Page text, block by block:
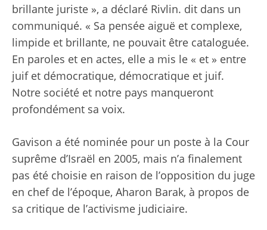
brillante juriste », a déclaré Rivlin. dit dans un
communiqué. « Sa pensée aiguë et complexe,
limpide et brillante, ne pouvait être cataloguée.
En paroles et en actes, elle a mis le « et » entre
juif et démocratique, démocratique et juif.
Notre société et notre pays manqueront
profondément sa voix.
Gavison a été nominée pour un poste à la Cour
suprême d’Israël en 2005, mais n’a finalement
pas été choisie en raison de l’opposition du juge
en chef de l’époque, Aharon Barak, à propos de
sa critique de l’activisme judiciaire.